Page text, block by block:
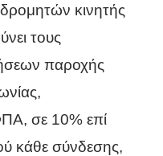
κινητής
τους
παροχής
σε 10% επί
κάθε σύνδεσης,